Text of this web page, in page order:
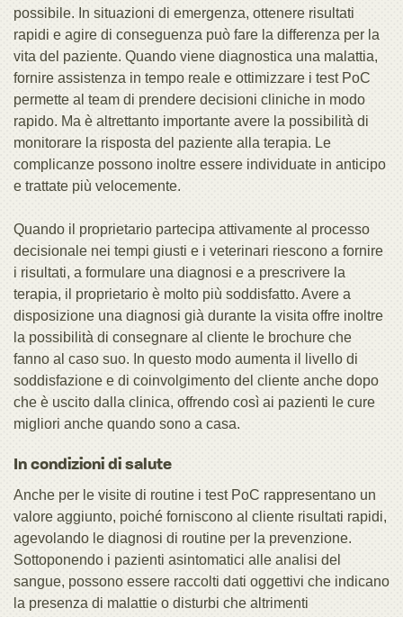
possibile. In situazioni di emergenza, ottenere risultati
rapidi e agire di conseguenza può fare la differenza per la
vita del paziente. Quando viene diagnostica una malattia,
fornire assistenza in tempo reale e ottimizzare i test PoC
permette al team di prendere decisioni cliniche in modo
rapido. Ma è altrettanto importante avere la possibilità di
monitorare la risposta del paziente alla terapia. Le
complicanze possono inoltre essere individuate in anticipo
e trattate più velocemente.
Quando il proprietario partecipa attivamente al processo
decisionale nei tempi giusti e i veterinari riescono a fornire
i risultati, a formulare una diagnosi e a prescrivere la
terapia, il proprietario è molto più soddisfatto. Avere a
disposizione una diagnosi già durante la visita offre inoltre
la possibilità di consegnare al cliente le brochure che
fanno al caso suo. In questo modo aumenta il livello di
soddisfazione e di coinvolgimento del cliente anche dopo
che è uscito dalla clinica, offrendo così ai pazienti le cure
migliori anche quando sono a casa.
In condizioni di salute
Anche per le visite di routine i test PoC rappresentano un
valore aggiunto, poiché forniscono al cliente risultati rapidi,
agevolando le diagnosi di routine per la prevenzione.
Sottoponendo i pazienti asintomatici alle analisi del
sangue, possono essere raccolti dati oggettivi che indicano
la presenza di malattie o disturbi che altrimenti